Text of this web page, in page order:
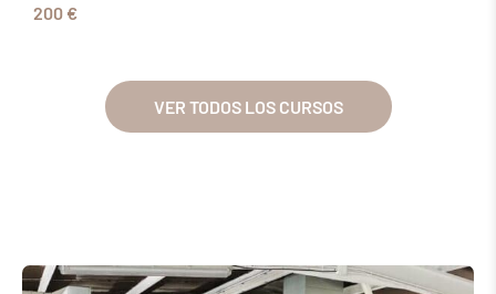
200 €
VER TODOS LOS CURSOS